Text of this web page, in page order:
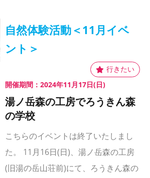
自然体験活動＜11月イベ
ント＞
開催期間：2024年11月17日(日)
湯ノ岳森の工房でろうきん森
の学校
こちらのイベントは終了いたしまし
た。 11月16日(日)、湯ノ岳森の工房
(旧湯の岳山荘前)にて、ろうきん森の